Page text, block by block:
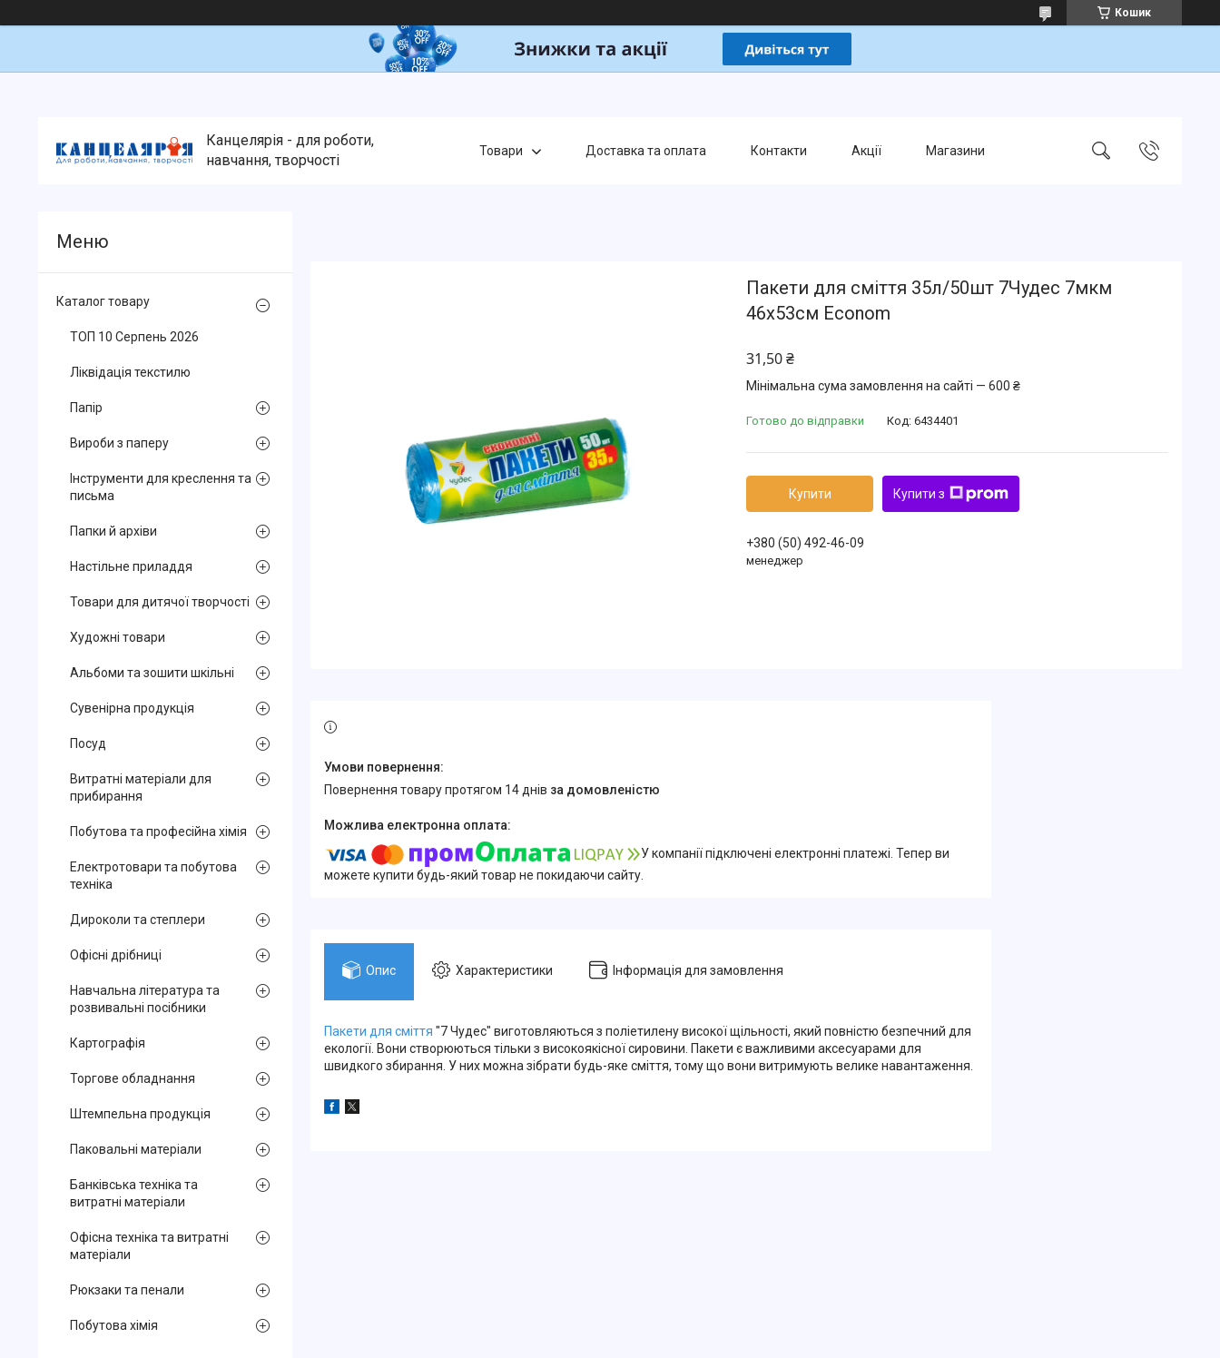
Кошик
Канцелярія - для роботи,
навчання, творчості
Товари Доставка та оплата Контакти Акції Магазини
Пакети для сміття 35л/50шт 7Чудес 7мкм
46х53см Econom
31,50 ₴
Мінімальна сума замовлення на сайті — 600 ₴
Готово до відправки Код: 6434401
Купити Купити з
+380 (50) 492-46-09
менеджер
повернення товару протягом 14 днів за домовленістю
У компанії підключені електронні платежі. Тепер ви
можете купити будь-який товар не покидаючи сайту.
Опис Характеристики Інформація для замовлення
Пакети для сміття "7 Чудес" виготовляються з поліетилену високої щільності, який повністю безпечний для
екології. Вони створюються тільки з високоякісної сировини. Пакети є важливими аксесуарами для
швидкого збирання. У них можна зібрати будь-яке сміття, тому що вони витримують велике навантаження.
Каталог товару
ТОП 10 Серпень 2026
Ліквідація текстилю
Папір
Вироби з паперу
Інструменти для креслення та
письма
Папки й архіви
Настільне приладдя
Товари для дитячої творчості
Художні товари
Альбоми та зошити шкільні
Сувенірна продукція
Посуд
Витратні матеріали для
прибирання
Побутова та професійна хімія
Електротовари та побутова
техніка
Дироколи та степлери
Офісні дрібниці
Навчальна література та
розвивальні посібники
Картографія
Торгове обладнання
Штемпельна продукція
Паковальні матеріали
Банківська техніка та
витратні матеріали
Офісна техніка та витратні
матеріали
Рюкзаки та пенали
Побутова хімія